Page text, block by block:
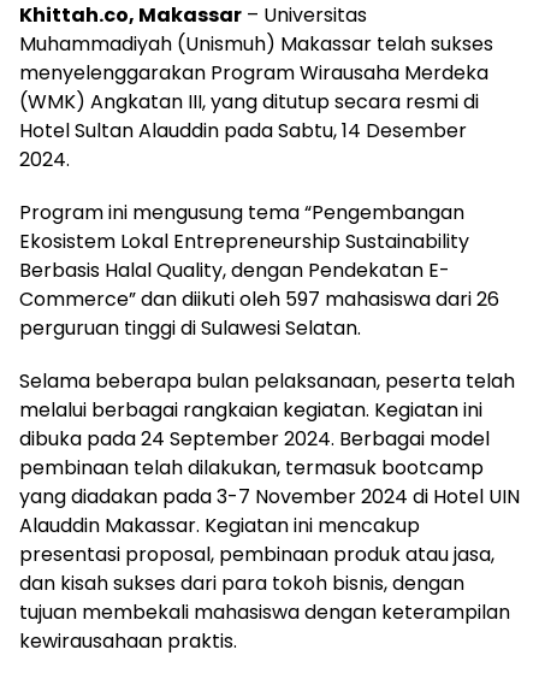
Khittah.co, Makassar – Universitas
Muhammadiyah (Unismuh) Makassar telah sukses
menyelenggarakan Program Wirausaha Merdeka
(WMK) Angkatan III, yang ditutup secara resmi di
Hotel Sultan Alauddin pada Sabtu, 14 Desember
2024.
Program ini mengusung tema “Pengembangan
Ekosistem Lokal Entrepreneurship Sustainability
Berbasis Halal Quality, dengan Pendekatan E-
Commerce” dan diikuti oleh 597 mahasiswa dari 26
perguruan tinggi di Sulawesi Selatan.
Selama beberapa bulan pelaksanaan, peserta telah
melalui berbagai rangkaian kegiatan. Kegiatan ini
dibuka pada 24 September 2024. Berbagai model
pembinaan telah dilakukan, termasuk bootcamp
yang diadakan pada 3-7 November 2024 di Hotel UIN
Alauddin Makassar. Kegiatan ini mencakup
presentasi proposal, pembinaan produk atau jasa,
dan kisah sukses dari para tokoh bisnis, dengan
tujuan membekali mahasiswa dengan keterampilan
kewirausahaan praktis.